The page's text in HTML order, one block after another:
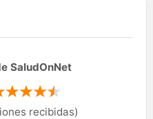
SaludOnNet
recibidas)